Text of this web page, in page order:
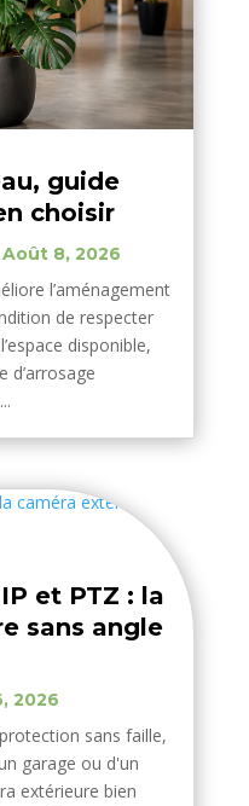
guide
choisir
Août 8, 2026
l’aménagement
de respecter
disponible,
d’arrosage
et PTZ : la
sans angle
2026
sans faille,
garage ou d'un
extérieure bien